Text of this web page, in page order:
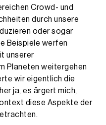
Crowd- und
durch unsere
oder sogar
Beispiele werfen
unserer
Planeten weitergehen
wir eigentlich die
ja, es ärgert mich,
diese Aspekte der